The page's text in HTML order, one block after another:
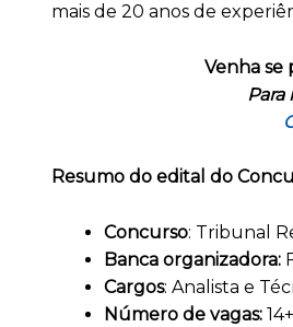
mais de 20 anos de
Venha se
Para
Resumo do edital do
Concurso: Tribunal
Banca organizadora:
Cargos: Analista e
Número de vagas: